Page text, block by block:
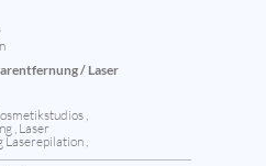
/ Laser
,
, Laser
Laserepilation ,